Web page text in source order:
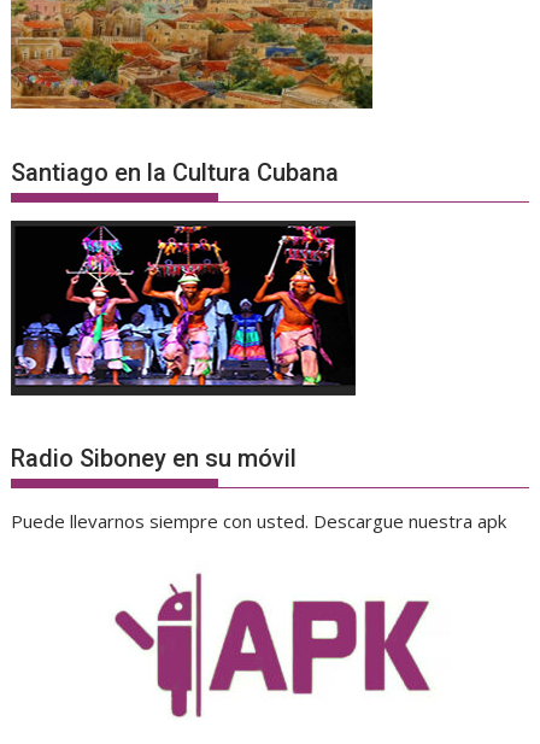
Santiago en la Cultura Cubana
Radio Siboney en su móvil
Puede llevarnos siempre con usted. Descargue nuestra apk